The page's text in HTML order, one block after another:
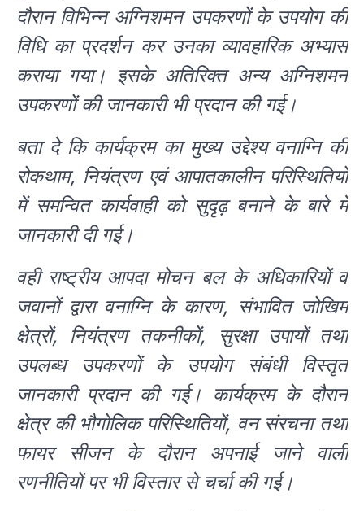
दौरान विभिन्न अग्निशमन उपकरणों के उपयोग की
विधि का प्रदर्शन कर उनका व्यावहारिक अभ्यास
कराया गया। इसके अतिरिक्त अन्य अग्निशमन
उपकरणों की जानकारी भी प्रदान की गई।
बता दे कि कार्यक्रम का मुख्य उद्देश्य वनाग्नि की
रोकथाम, नियंत्रण एवं आपातकालीन परिस्थितियों
में समन्वित कार्यवाही को सुदृढ़ बनाने के बारे मे
जानकारी दी गई।
वही राष्ट्रीय आपदा मोचन बल के अधिकारियों व
जवानों द्वारा वनाग्नि के कारण, संभावित जोखिम
क्षेत्रों, नियंत्रण तकनीकों, सुरक्षा उपायों तथा
उपलब्ध उपकरणों के उपयोग संबंधी विस्तृत
जानकारी प्रदान की गई। कार्यक्रम के दौरान
क्षेत्र की भौगोलिक परिस्थितियों, वन संरचना तथा
फायर सीजन के दौरान अपनाई जाने वाली
रणनीतियों पर भी विस्तार से चर्चा की गई।